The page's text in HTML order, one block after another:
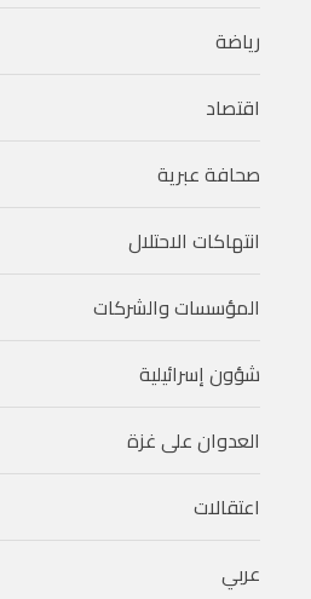
رياضة
اقتصاد
صحافة عبرية
انتهاكات الاحتلال
المؤسسات والشركات
شؤون إسرائيلية
العدوان على غزة
اعتقالات
عربي